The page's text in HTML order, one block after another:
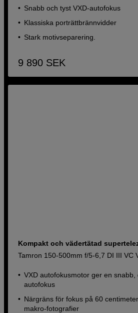
Snabb och tyst VXD-autofokus
Klassiska porträttbrännvidder
Stark motivseparering.
9 890 SEK
Kompakt och vädertätad
Tamron 150-500mm f/5-6,7 DI III VC
VXD autofokusmotor ger en snabb,
autofokus
Närgräns för fokus på 60
makro-fotografier